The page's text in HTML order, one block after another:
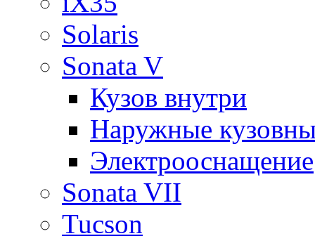
Solaris
Sonata V
Кузов внутри
Наружные
Электрооснащение
Sonata VII
Tucson